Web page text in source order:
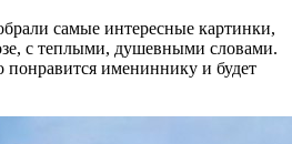
самые интересные картинки,
с теплыми, душевными словами.
понравится имениннику и будет